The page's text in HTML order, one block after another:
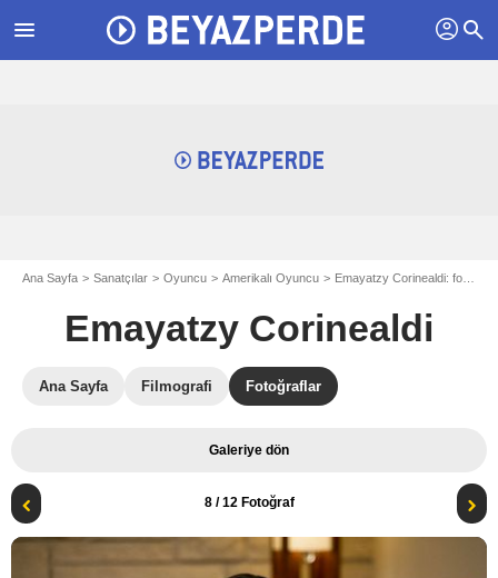
menu profil search
Ana Sayfa Sanatçılar Oyuncu Amerikalı Oyuncu Emayatzy Corinealdi: fotograflar
Emayatzy Corinealdi
Ana Sayfa Filmografi Fotoğraflar
Galeriye dön
8/ 12 Fotoğraf